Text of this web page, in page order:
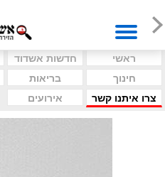
ראשי חדשות אשדוד
חינוך
בריאות
צרו איתנו קשר
אירועים